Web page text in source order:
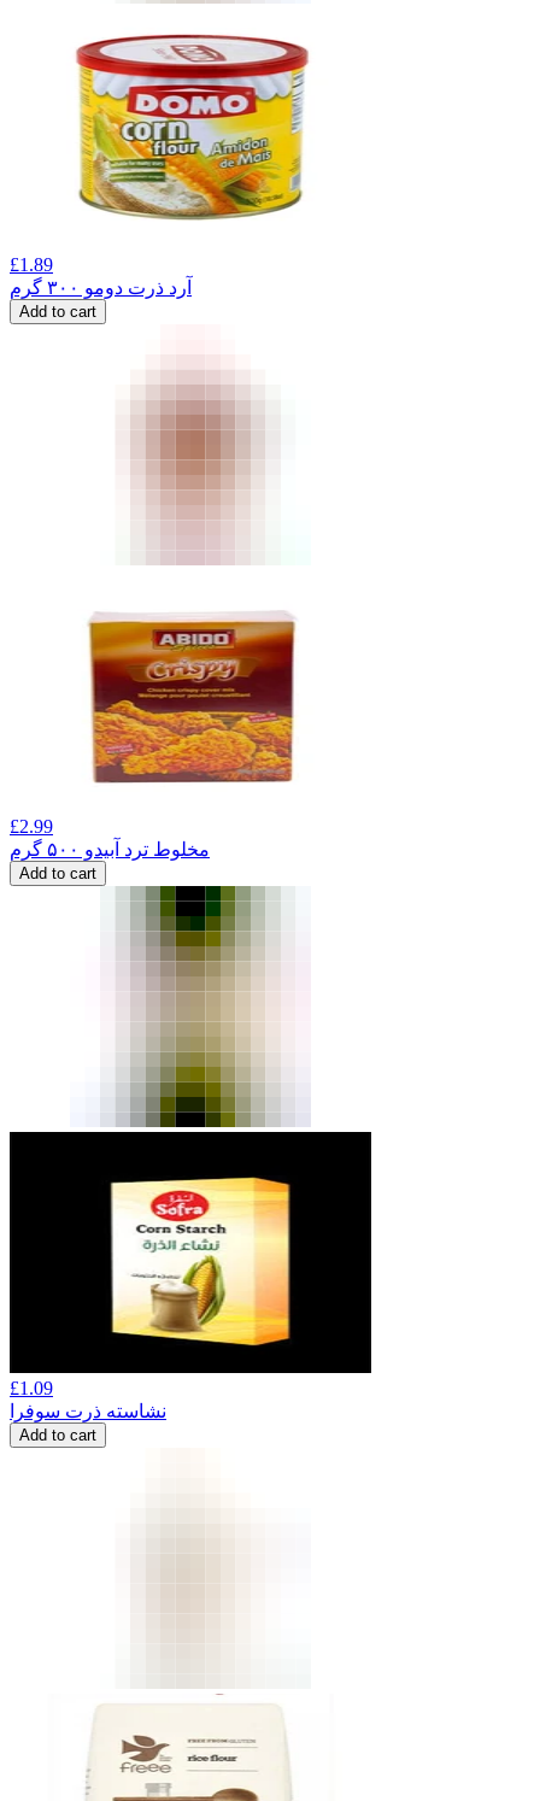
£1.89
آرد ذرت دومو ۳۰۰ گرم
Add to cart
£2.99
مخلوط ترد آبیدو ۵۰۰ گرم
Add to cart
£1.09
نشاسته ذرت سوفرا
Add to cart